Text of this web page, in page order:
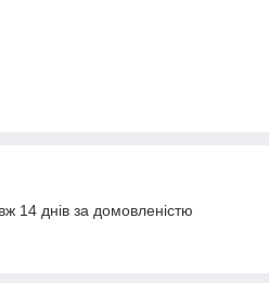
14 днів за домовленістю